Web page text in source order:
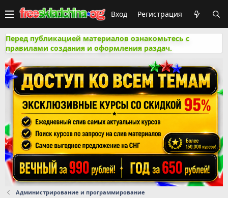
Вход Регистрация
Перед публикацией материалов ознакомьтесь с
правилами создания и оформления раздач.
Администрирование и программирование